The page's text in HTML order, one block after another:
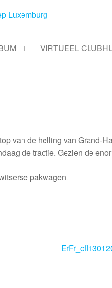
VIRTUEEL
van de helling van Grand-
de tractie. Gezien de
pakwagen.